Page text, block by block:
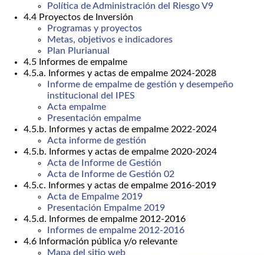
Política de Administración del Riesgo V9
4.4 Proyectos de Inversión
Programas y proyectos
Metas, objetivos e indicadores
Plan Plurianual
4.5 Informes de empalme
4.5.a. Informes y actas de empalme 2024-2028
Informe de empalme de gestión y desempeño
institucional del IPES
Acta empalme
Presentación empalme
4.5.b. Informes y actas de empalme 2022-2024
Acta informe de gestión
4.5.b. Informes y actas de empalme 2020-2024
Acta de Informe de Gestión
Acta de Informe de Gestión 02
4.5.c. Informes y actas de empalme 2016-2019
Acta de Empalme 2019
Presentación Empalme 2019
4.5.d. Informes de empalme 2012-2016
Informes de empalme 2012-2016
4.6 Información pública y/o relevante
Mapa del sitio web